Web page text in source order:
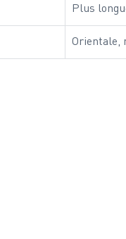
Plus
Orientale,